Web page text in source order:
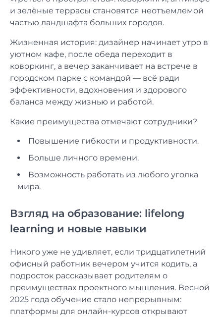
и зелёные террасы становятся неотъемлемой
частью ландшафта больших городов.
Жизненная история: дизайнер начинает утро в
уютном кафе, после обеда переходит в
коворкинг, а вечер заканчивает на встрече в
городском парке с командой — всё ради
эффективности, вдохновения и здорового
баланса между жизнью и работой.
Какие преимущества отмечают сотрудники?
Повышение гибкости и продуктивности.
Больше личного времени.
Возможность работать из любого уголка
мира.
Взгляд на образование: lifelong
learning и новые навыки
Никого уже не удивляет, если тридцатилетний
офисный работник вечером учится кодить, а
подросток рассказывает родителям о
преимуществах проектного мышления. Весной
2025 года обучение стало непрерывным:
платформы для онлайн-курсов открывают